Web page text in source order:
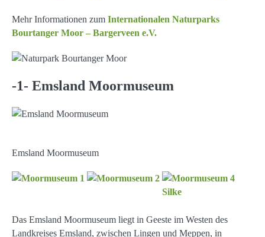
Mehr Informationen zum Internationalen Naturparks
Bourtanger Moor – Bargerveen e.V.
-1- Emsland Moormuseum
Emsland Moormuseum
Das Emsland Moormuseum liegt in Geeste im Westen des
Landkreises Emsland, zwischen Lingen und Meppen, in